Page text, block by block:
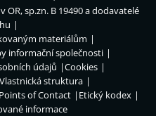
OR, sp.zn. B 19490 a dodavatelé
materiálům
informační společnosti
údajů
Cookies
Vlastnická struktura
of Contact
Etický kodex
informace